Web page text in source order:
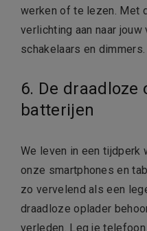
werken of te lezen. Met
verlichting aan naar
schakelaars en dimmers.
6. De
batterijen
We leven in een tijdperk
onze smartphones en
zo vervelend als een
draadloze oplader
verleden. Leg je